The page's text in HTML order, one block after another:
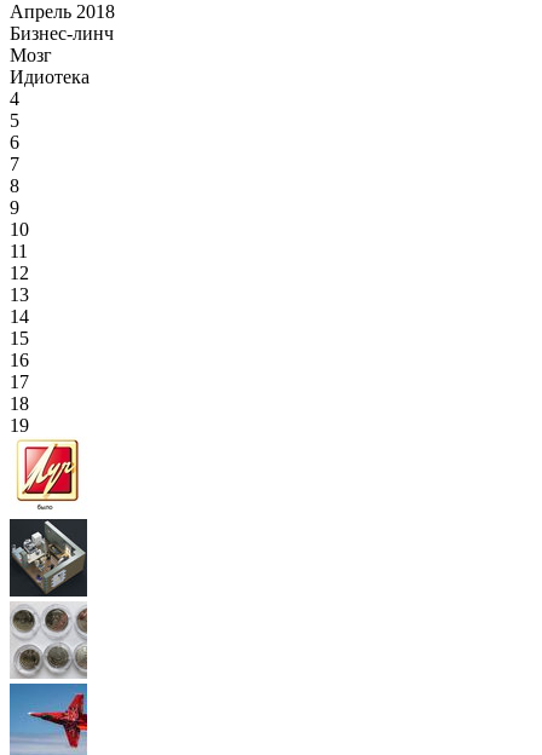
Апрель 2018
Бизнес-линч
Мозг
Идиотека
4
5
6
7
8
9
10
11
12
13
14
15
16
17
18
19